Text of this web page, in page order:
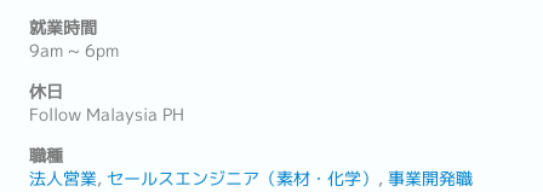
就業時間
9am ~ 6pm
休日
Follow Malaysia PH
職種
法人営業 セールスエンジニア（素材・化学） 事業開発職